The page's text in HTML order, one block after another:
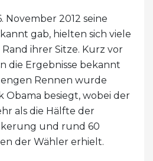
November 2012 seine
gab, hielten sich viele
ihrer Sitze. Kurz vor
die Ergebnisse bekannt
Rennen wurde
Obama besiegt, wobei der
als die Hälfte der
und rund 60
der Wähler erhielt.